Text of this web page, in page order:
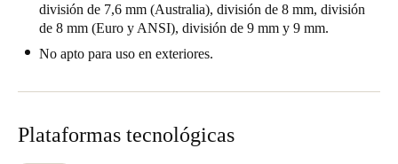
división de 7,6 mm (Australia), división de 8 mm, división
de 8 mm (Euro y ANSI), división de 9 mm y 9 mm.
No apto para uso en exteriores.
Plataformas tecnológicas